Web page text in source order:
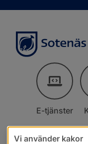
E-tjänster
Vi använder kakor